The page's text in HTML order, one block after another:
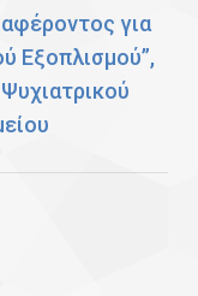
για
Εξοπλισμού”,